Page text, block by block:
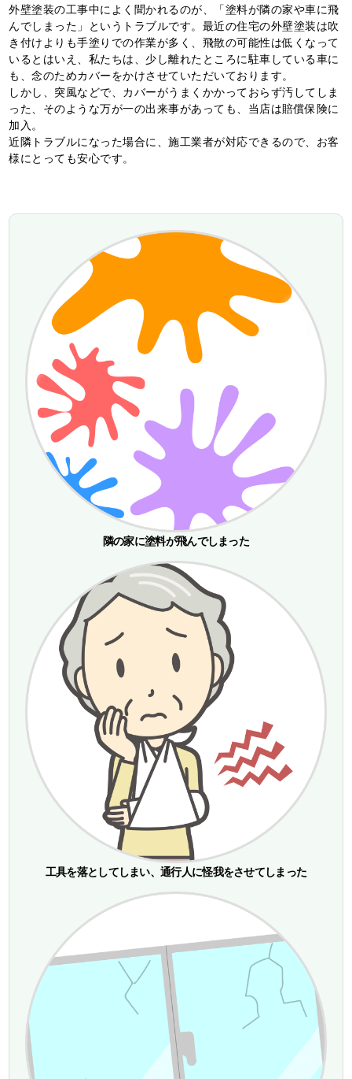
外壁塗装の工事中によく聞かれるのが、「塗料が隣の家や車に飛
んでしまった」というトラブルです。最近の住宅の外壁塗装は吹
き付けよりも手塗りでの作業が多く、飛散の可能性は低くなって
いるとはいえ、私たちは、少し離れたところに駐車している車に
も、念のためカバーをかけさせていただいております。
しかし、突風などで、カバーがうまくかかっておらず汚してしま
った、そのような万が一の出来事があっても、当店は賠償保険に
加入。
近隣トラブルになった場合に、施工業者が対応できるので、お客
様にとっても安心です。
隣の家に塗料が飛んでしまった
工具を落としてしまい、通行人に怪我をさせてしまった